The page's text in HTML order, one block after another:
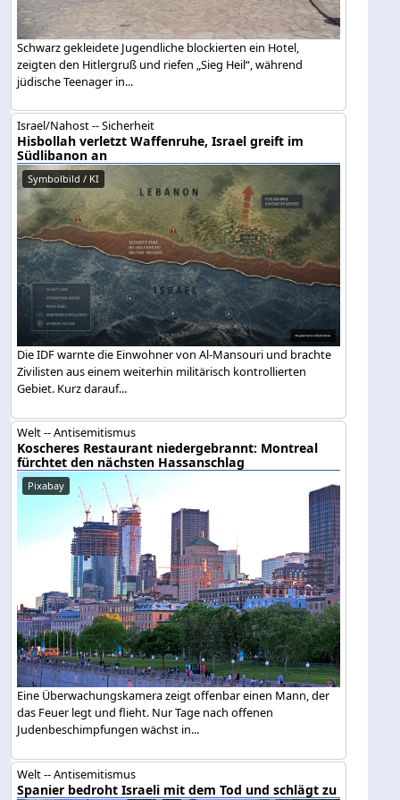
Schwarz gekleidete Jugendliche blockierten ein Hotel,
zeigten den Hitlergruß und riefen „Sieg Heil“, während
jüdische Teenager in...
Israel/Nahost -- Sicherheit
Hisbollah verletzt Waffenruhe, Israel greift im
Südlibanon an
Symbolbild / KI
Die IDF warnte die Einwohner von Al-Mansouri und brachte
Zivilisten aus einem weiterhin militärisch kontrollierten
Gebiet. Kurz darauf...
Welt -- Antisemitismus
Koscheres Restaurant niedergebrannt: Montreal
fürchtet den nächsten Hassanschlag
Pixabay
Eine Überwachungskamera zeigt offenbar einen Mann, der
das Feuer legt und flieht. Nur Tage nach offenen
Judenbeschimpfungen wächst in...
Welt -- Antisemitismus
Spanier bedroht Israeli mit dem Tod und schlägt zu